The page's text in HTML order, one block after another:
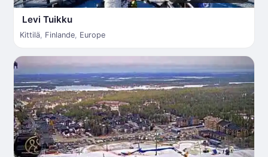
Levi Tuikku
Kittilä, Finlande, Europe